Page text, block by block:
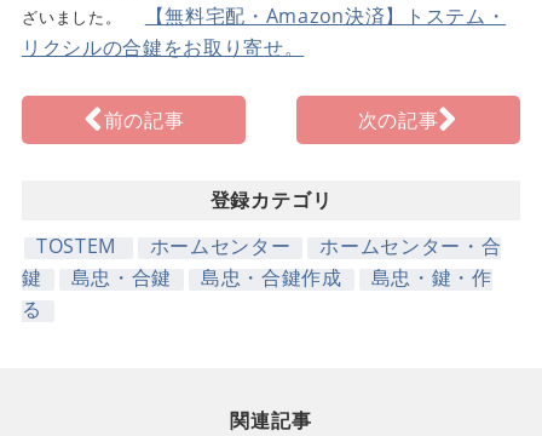
ざいました。
【無料宅配・Amazon決済】トステム・
リクシルの合鍵をお取り寄せ。
前の記事 次の記事
登録カテゴリ
TOSTEM
ホームセンター
ホームセンター・合
鍵
島忠・合鍵 島忠・合鍵作成
島忠・鍵・作
る
関連記事